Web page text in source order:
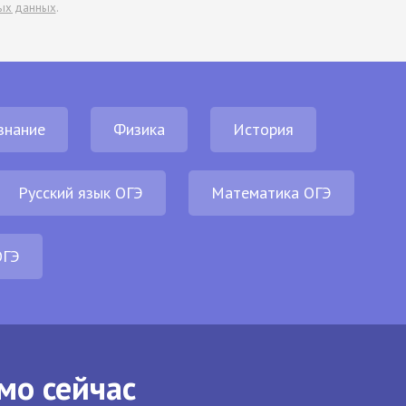
данных.
Физика История
Русский язык ОГЭ Математика ОГЭ
сейчас